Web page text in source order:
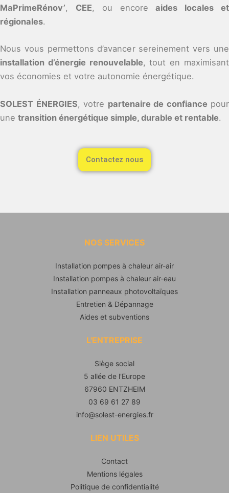
MaPrimeRénov’, CEE, ou encoreaides locales et
régionales.
Nous vous permettons d’avancer sereinement vers une
installation d’énergie renouvelable, tout en maximisant
vos économies et votre autonomie énergétique.
SOLEST ÉNERGIES, votre partenaire de confiance pour
une transition énergétique simple, durable et rentable.
Contactez nous
NOS SERVICES
Installation pompes à chaleur air-air
Installation pompes à chaleur air-eau
Installation panneaux photovoltaïques
Entretien & Dépannage
Aides et subventions
L'ENTREPRISE
Siège social
5 allée de l'Europe
67960 ENTZHEIM
03 69 61 27 89
info@solest-energies.fr
LIEN UTILES
Contact
Mentions légales
Politique de confidentialité